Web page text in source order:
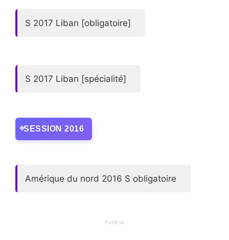
S 2017 Liban [obligatoire]
S 2017 Liban [spécialité]
SESSION 2016
Amérique du nord 2016 S obligatoire
Publicité